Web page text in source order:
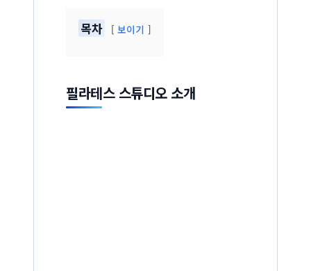
목차 보이기
필라테스 스튜디오 소개